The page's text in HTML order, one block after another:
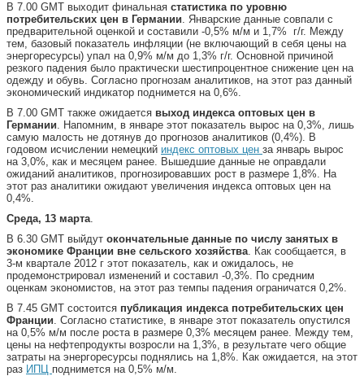
В 7.00 GMT выходит финальная статистика по уровню
потребительских цен в Германии. Январские данные совпали с
предварительной оценкой и составили -0,5% м/м и 1,7% г/г. Между
тем, базовый показатель инфляции (не включающий в себя цены на
энергоресурсы) упал на 0,9% м/м до 1,3% г/г. Основной причиной
резкого падения было практически шестипроцентное снижение цен на
одежду и обувь. Согласно прогнозам аналитиков, на этот раз данный
экономический индикатор поднимется на 0,6%.
В 7.00 GMT также ожидается выход индекса оптовых цен в
Германии. Напомним, в январе этот показатель вырос на 0,3%, лишь
самую малость не дотянув до прогнозов аналитиков (0,4%). В
годовом исчислении немецкий индекс оптовых цен за январь вырос
на 3,0%, как и месяцем ранее. Вышедшие данные не оправдали
ожиданий аналитиков, прогнозировавших рост в размере 1,8%. На
этот раз аналитики ожидают увеличения индекса оптовых цен на
0,4%.
Среда, 13 марта.
В 6.30 GMT выйдут окончательные данные по числу занятых в
экономике Франции вне сельского хозяйства. Как сообщается, в
3-м квартале 2012 г этот показатель, как и ожидалось, не
продемонстрировал изменений и составил -0,3%. По средним
оценкам экономистов, на этот раз темпы падения ограничатся 0,2%.
В 7.45 GMT состоится публикация индекса потребительских цен
Франции. Согласно статистике, в январе этот показатель опустился
на 0,5% м/м после роста в размере 0,3% месяцем ранее. Между тем,
цены на нефтепродукты возросли на 1,3%, в результате чего общие
затраты на энергоресурсы поднялись на 1,8%. Как ожидается, на этот
раз ИПЦ поднимется на 0,5% м/м.